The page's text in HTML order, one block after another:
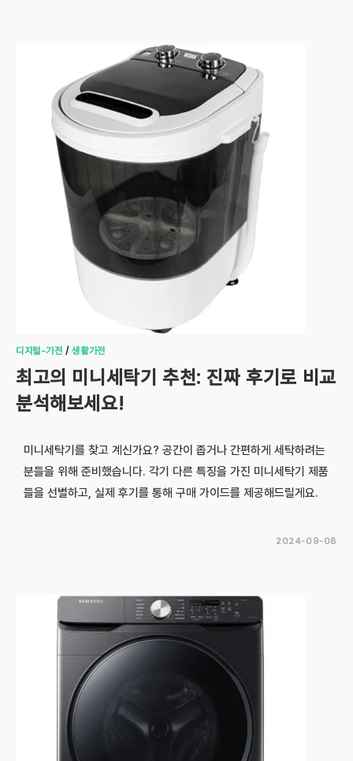
디지털-가전 /생활가전
최고의 미니세탁기 추천: 진짜 후기로 비교
분석해보세요!
미니세탁기를 찾고 계신가요? 공간이 좁거나 간편하게 세탁하려는
분들을 위해 준비했습니다. 각기 다른 특징을 가진 미니세탁기 제품
들을 선별하고, 실제 후기를 통해 구매 가이드를 제공해드릴게요.
2024-09-08